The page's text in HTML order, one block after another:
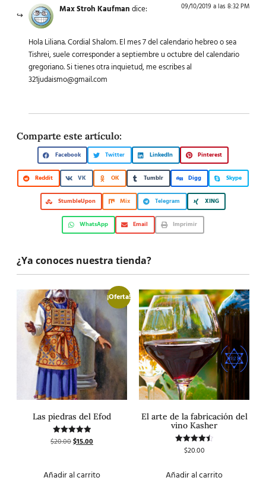
Max Stroh Kaufman dice: 09/10/2019 a las 8:32 PM
Hola Liliana. Cordial Shalom. El mes 7 del calendario hebreo o sea
Tishrei, suele corresponder a septiembre u octubre del calendario
gregoriano. Si tienes otra inquietud, me escribes al
321judaismo@gmail.com
Comparte este artículo:
Facebook Twitter LinkedIn Pinterest
Reddit VK OK Tumblr Digg Skype
StumbleUpon Mix Telegram XING
WhatsApp Email Imprimir
¿Ya conoces nuestra tienda?
¡Oferta!
Las piedras del Efod
Valorado
con
$20.00$15.00
Añadir al carrito
El arte de la fabricación del
vino Kasher
Valorado
$20.00
Añadir al carrito